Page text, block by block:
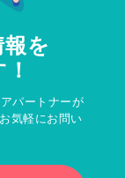
を
パートナーが
気軽にお問い